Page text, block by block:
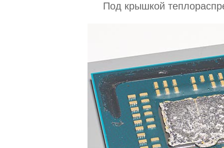
Под крышкой